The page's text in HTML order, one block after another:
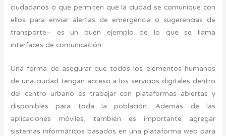
ciudadanos o que permiten que la ciudad se comunique con
ellos para enviar alertas de emergencia o sugerencias de
transporte– es un buen ejemplo de lo que se llama
interfaces de comunicación.
Una forma de asegurar que todos los elementos humanos
de una ciudad tengan acceso a los servicios digitales dentro
del centro urbano es trabajar con plataformas abiertas y
disponibles para toda la población. Además de las
aplicaciones móviles, también es importante agregar
sistemas informáticos basados en una plataforma web para